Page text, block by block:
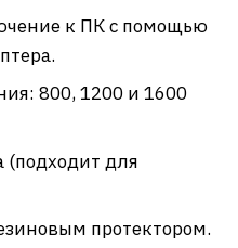
к ПК с помощью
800, 1200 и 1600
для
протектором.